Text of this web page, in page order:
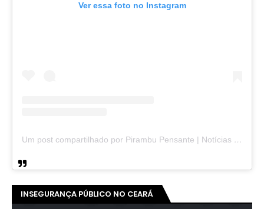
Ver essa foto no Instagram
Um post compartilhado por Pirambu Pensante | Notícias & Entretenimento (@pirambupensante)
INSEGURANÇA PÚBLICO NO CEARÁ